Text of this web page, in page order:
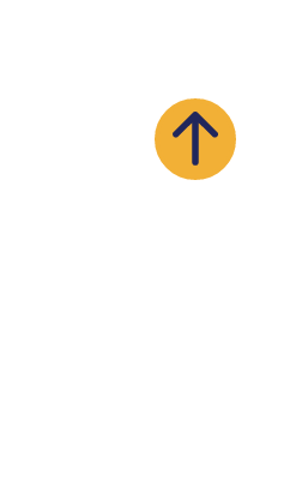
salud en todo el mundo. Haleon
for Customer